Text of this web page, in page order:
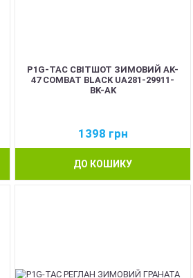
P1G-TAC СВІТШОТ ЗИМОВИЙ AK-
47 COMBAT BLACK UA281-29911-
BK-AK
1398 грн
ДО КОШИКУ